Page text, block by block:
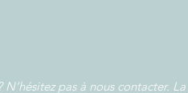
N’hésitez pas à nous contacter.